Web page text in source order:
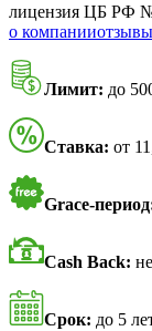
лицензия ЦБ РФ
о компанииотзывы
Лимит: до
Ставка: от
Grace-
Cash Back:
Срок: до 5